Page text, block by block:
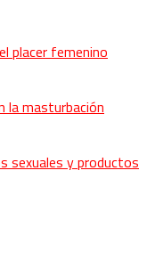
placer femenino
la masturbación
sexuales y productos